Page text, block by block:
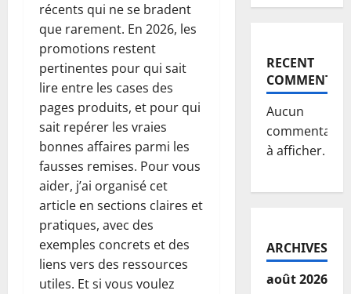
récents qui ne se bradent
que rarement. En 2026, les
promotions restent
pertinentes pour qui sait
lire entre les cases des
pages produits, et pour qui
sait repérer les vraies
bonnes affaires parmi les
fausses remises. Pour vous
aider, j’ai organisé cet
article en sections claires et
pratiques, avec des
exemples concrets et des
liens vers des ressources
utiles. Et si vous voulez
RECENT
COMMENTS
Aucun
commentaire
à afficher.
ARCHIVES
août 2026